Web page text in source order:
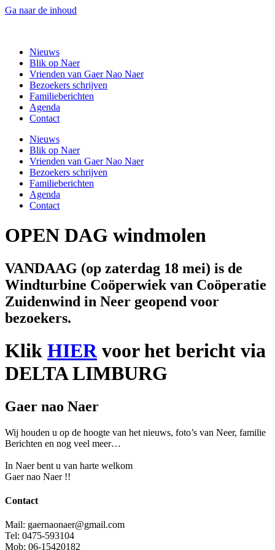
Ga naar de inhoud
Nieuws
Blik op Naer
Vrienden van Gaer Nao Naer
Bezoekers schrijven
Familieberichten
Agenda
Contact
Nieuws
Blik op Naer
Vrienden van Gaer Nao Naer
Bezoekers schrijven
Familieberichten
Agenda
Contact
OPEN DAG windmolen
VANDAAG (op zaterdag 18 mei) is de
Windturbine Coöperwiek van Coöperatie
Zuidenwind in Neer geopend voor
bezoekers.
Klik HIERvoor het bericht via
DELTA LIMBURG
Gaer nao Naer
Wij houden u op de hoogte van het nieuws, foto’s van Neer, familie
Berichten en nog veel meer…
In Naer bent u van harte welkom
Gaer nao Naer !!
Contact
Mail: gaernaonaer@gmail.com
Tel: 0475-593104
Mob: 06-15420182